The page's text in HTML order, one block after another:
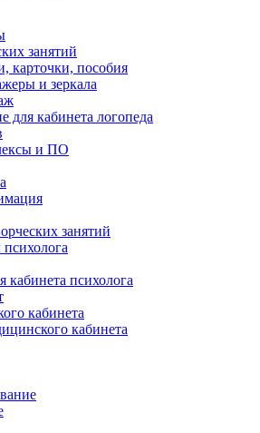
занятий
карточки, пособия
и зеркала
для кабинета логопеда
и ПО
занятий
психолога
кабинета
кабинета